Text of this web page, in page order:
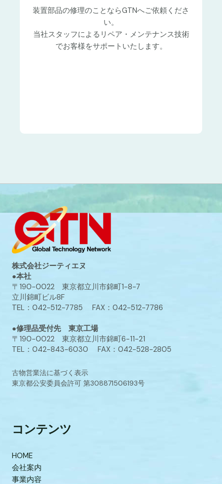
装置部品の修理のことならGTNへご依頼くださ
い。
当社スタッフによるリペア・メンテナンス技術
でお客様をサポートいたします。
株式会社ジーティエヌ
●本社
〒190-0022 東京都立川市錦町1-8-7
立川錦町ビル8F
TEL：042-512-7785 FAX：042-512-7786
●修理品受付先 東京工場
〒190-0022 東京都立川市錦町6-11-21
TEL：042-843-6030 FAX：042-528-2805
古物営業法に基づく表示
東京都公安委員会許可 第308871506193号
コンテンツ
HOME
会社案内
事業内容